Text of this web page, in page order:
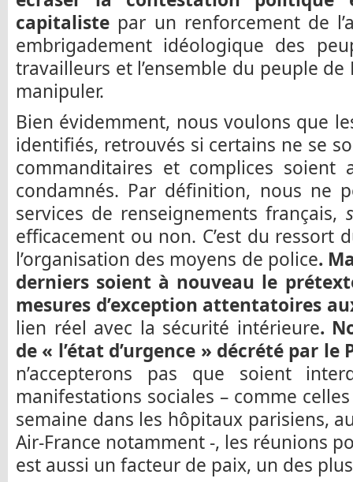
capitaliste par un renforcement de
embrigadement idéologique des
travailleurs et l’ensemble du peuple de
manipuler.
Bien évidemment, nous voulons que
identifiés, retrouvés si certains ne se
commanditaires et complices soient
condamnés. Par définition, nous ne
services de renseignements français,
efficacement ou non. C’est du ressort
l’organisation des moyens de police.
derniers soient à nouveau le
mesures d’exception attentatoires
lien réel avec la sécurité intérieure.
de « l’état d’urgence » décrété par le
n’accepterons pas que soient
manifestations sociales – comme
semaine dans les hôpitaux parisiens,
Air-France notamment -, les réunions
est aussi un facteur de paix, un des